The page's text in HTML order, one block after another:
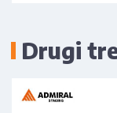
Drugi